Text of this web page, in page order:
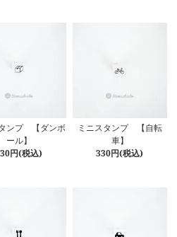
ンプ 【ダンボ
ール】
円(税込)
ミニスタンプ 【自転
車】
330円(税込)